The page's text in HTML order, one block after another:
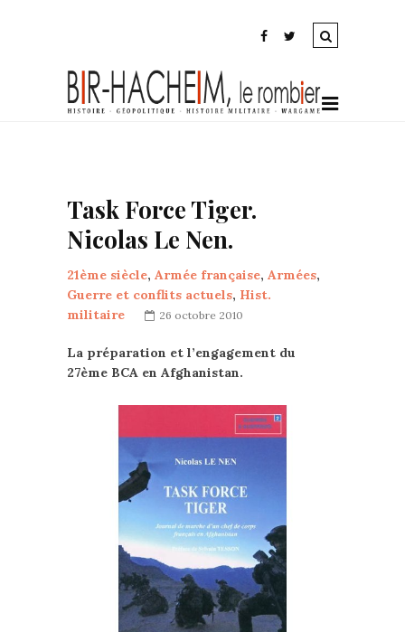
Task Force Tiger.
Nicolas Le Nen.
21ème siècle, Armée française, Armées,
Guerre et conflits actuels, Hist.
militaire
26 octobre 2010
La préparation et l’engagement du
27ème BCA en Afghanistan.